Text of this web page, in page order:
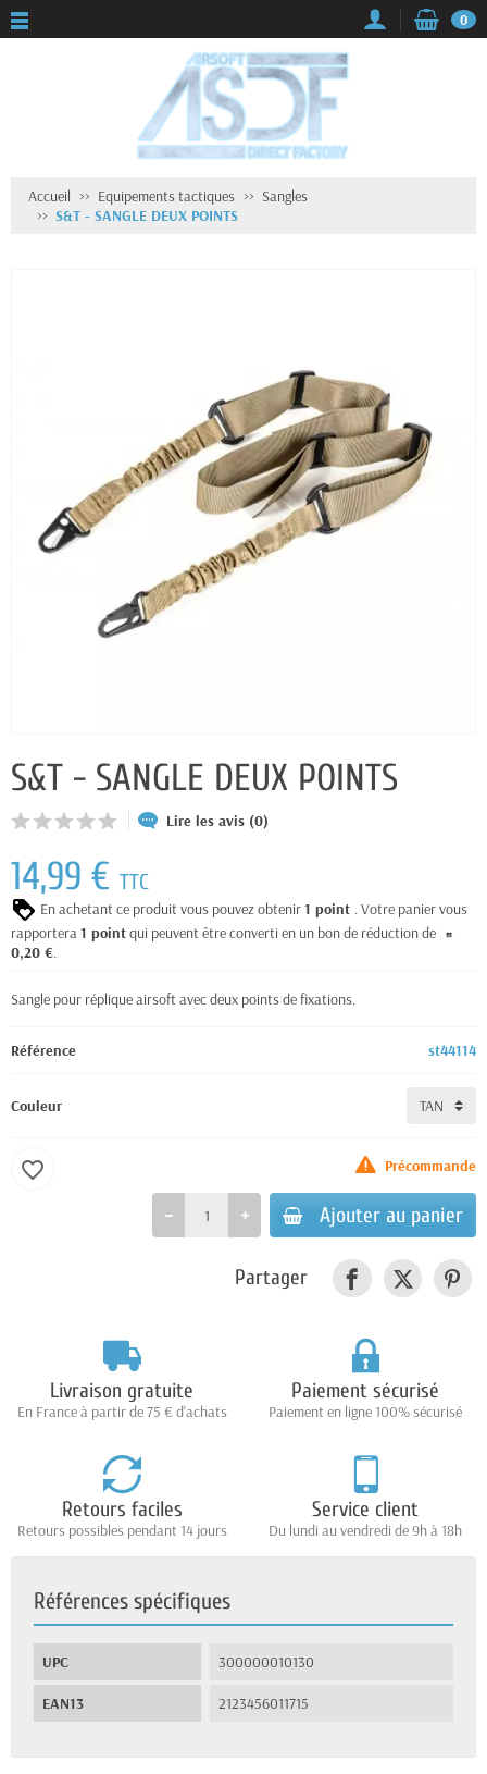
0
Accueil Equipements tactiques
Sangles
S&T - SANGLE DEUX POINTS
S&T - SANGLE DEUX POINTS
Lire les avis (0)
14,99 € TTC
En achetant ce produit vous pouvez obtenir1 point . Votre panier vous
rapportera1 pointqui peuvent être converti en un bon de réduction de
0,20 €.
Sangle pour réplique airsoft avec deux points de fixations.
Référence st44114
Couleur
Précommande
Ajouter au panier
favorite_border
Partager
Livraison gratuite
En France à partir de 75 € d'achats
Paiement sécurisé
Paiement en ligne 100% sécurisé
Retours faciles
Retours possibles pendant 14 jours
Service client
Du lundi au vendredi de 9h à 18h
Références spécifiques
UPC 300000010130
EAN13 2123456011715